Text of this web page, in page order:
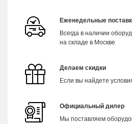
Еженедельные
Всегда в наличии
на складе в Москве
Делаем скидки
Если вы найдете
Официальный дилер
Мы поставляем